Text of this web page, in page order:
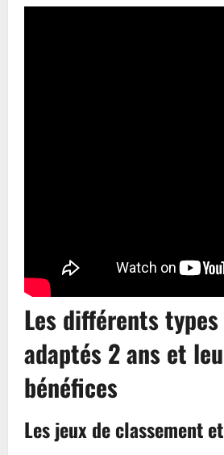
Les différents
adaptés 2 ans et
bénéfices
Les jeux de classement